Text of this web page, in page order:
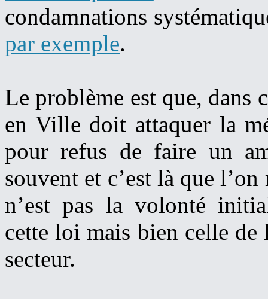
condamnations
par exemple.
Le problème est que, dans
en Ville doit attaquer la
pour refus de faire un
souvent et c’est là que
n’est pas la volonté
cette loi mais bien celle
secteur.